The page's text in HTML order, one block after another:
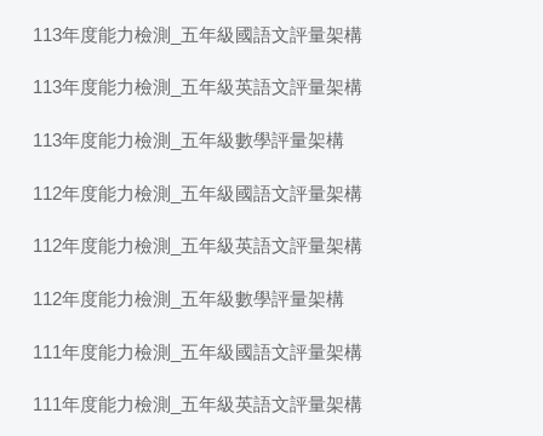
113年度能力檢測_五年級國語文評量架構
113年度能力檢測_五年級英語文評量架構
113年度能力檢測_五年級數學評量架構
112年度能力檢測_五年級國語文評量架構
112年度能力檢測_五年級英語文評量架構
112年度能力檢測_五年級數學評量架構
111年度能力檢測_五年級國語文評量架構
111年度能力檢測_五年級英語文評量架構